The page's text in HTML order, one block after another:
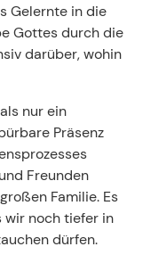
Gelernte in die
Gottes durch die
darüber, wohin
nur ein
Präsenz
Freunden
Familie. Es
wir noch tiefer in
dürfen.